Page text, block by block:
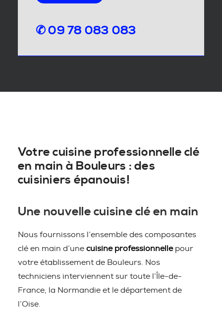
✆ 09 78 083 083
Votre cuisine professionnelle clé
en main à Bouleurs : des
cuisiniers épanouis!
Une nouvelle cuisine clé en main
Nous fournissons l’ensemble des composantes
clé en main d’une cuisine professionnellepour
votre établissement de Bouleurs. Nos
techniciens interviennent sur toute l’Île-de-
France, la Normandie et le département de
l’Oise.